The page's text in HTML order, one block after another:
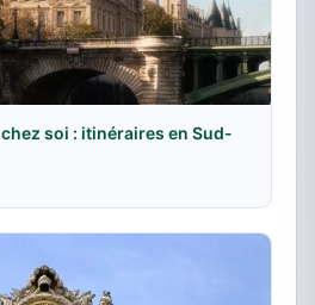
soi : itinéraires en Sud-